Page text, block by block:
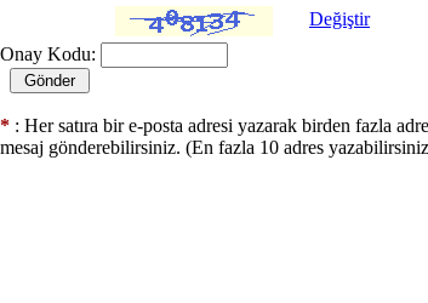
Değiştir
Onay Kodu:
* : Her satıra bir e-posta adresi yazarak birden fazla
mesaj gönderebilirsiniz. (En fazla 10 adres